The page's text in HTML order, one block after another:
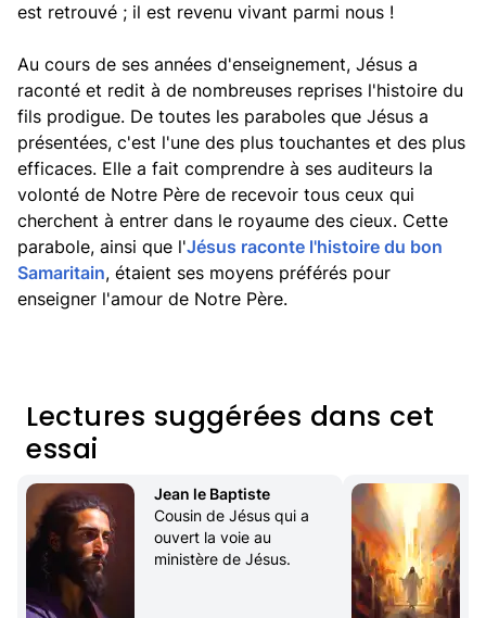
est retrouvé ; il est revenu vivant parmi nous !
Au cours de ses années d'enseignement, Jésus a
raconté et redit à de nombreuses reprises l'histoire du
fils prodigue. De toutes les paraboles que Jésus a
présentées, c'est l'une des plus touchantes et des plus
efficaces. Elle a fait comprendre à ses auditeurs la
volonté de Notre Père de recevoir tous ceux qui
cherchent à entrer dans le royaume des cieux. Cette
parabole, ainsi que l'Jésus raconte l'histoire du bon
Samaritain, étaient ses moyens préférés pour
enseigner l'amour de Notre Père.
Lectures suggérées dans cet
essai
Jean le Baptiste
Cousin de Jésus qui a
ouvert la voie au
ministère de Jésus.